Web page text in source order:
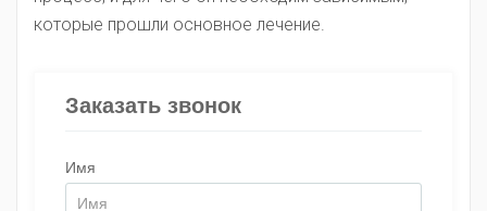
которые прошли основное лечение.